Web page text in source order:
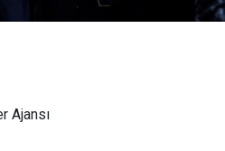
Ajansı